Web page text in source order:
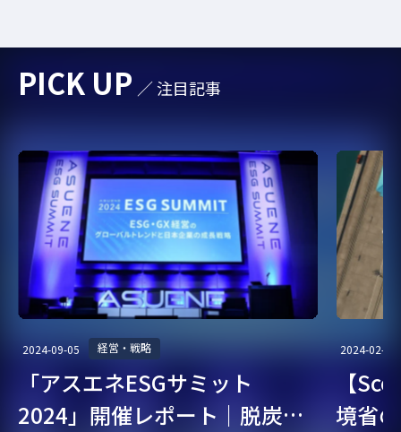
PICK UP ／ 注目記事
2024-09-05 経営・戦略
「アスエネESGサミット
2024」開催レポート｜脱炭
2024-02-07
【
境省